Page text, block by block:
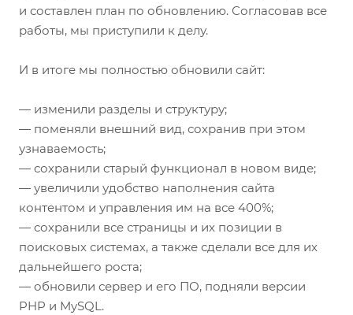
и составлен план по обновлению. Согласовав все
работы, мы приступили к делу.
И в итоге мы полностью обновили сайт:
— изменили разделы и структуру;
— поменяли внешний вид, сохранив при этом
узнаваемость;
— сохранили старый функционал в новом виде;
— увеличили удобство наполнения сайта
контентом и управления им на все 400%;
— сохранили все страницы и их позиции в
поисковых системах, а также сделали все для их
дальнейшего роста;
— обновили сервер и его ПО, подняли версии
PHP и MySQL.